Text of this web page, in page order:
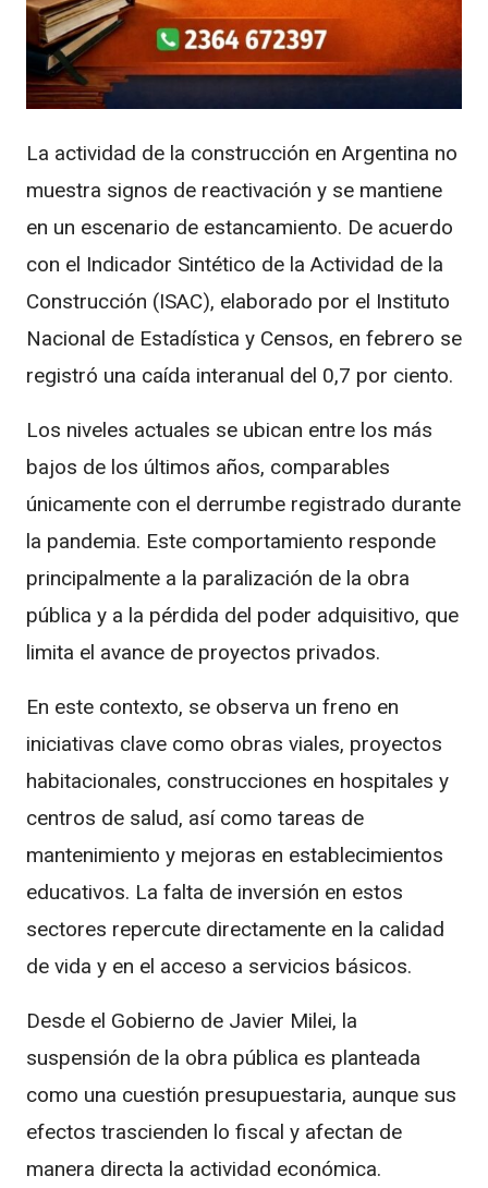
La actividad de la construcción en Argentina no
muestra signos de reactivación y se mantiene
en un escenario de estancamiento. De acuerdo
con el Indicador Sintético de la Actividad de la
Construcción (ISAC), elaborado por el Instituto
Nacional de Estadística y Censos, en febrero se
registró una caída interanual del 0,7 por ciento.
Los niveles actuales se ubican entre los más
bajos de los últimos años, comparables
únicamente con el derrumbe registrado durante
la pandemia. Este comportamiento responde
principalmente a la paralización de la obra
pública y a la pérdida del poder adquisitivo, que
limita el avance de proyectos privados.
En este contexto, se observa un freno en
iniciativas clave como obras viales, proyectos
habitacionales, construcciones en hospitales y
centros de salud, así como tareas de
mantenimiento y mejoras en establecimientos
educativos. La falta de inversión en estos
sectores repercute directamente en la calidad
de vida y en el acceso a servicios básicos.
Desde el Gobierno de Javier Milei, la
suspensión de la obra pública es planteada
como una cuestión presupuestaria, aunque sus
efectos trascienden lo fiscal y afectan de
manera directa la actividad económica.